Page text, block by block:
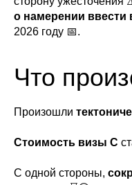
о намерении
2026 году 📅.
Что
Произошли
Стоимость визы С
С одной стороны,